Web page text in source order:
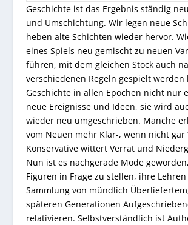
Geschichte ist das Ergebnis ständig
und Umschichtung. Wir legen neue
heben alte Schichten wieder hervor.
eines Spiels neu gemischt zu neuen
führen, mit dem gleichen Stock auch
verschiedenen Regeln gespielt
Geschichte in allen Epochen nicht nur
neue Ereignisse und Ideen, sie wird
wieder neu umgeschrieben. Manche
vom Neuen mehr Klar-, wenn nicht
Konservative wittert Verrat und
Nun ist es nachgerade Mode
Figuren in Frage zu stellen, ihre Lehren
Sammlung von mündlich
späteren Generationen
relativieren. Selbstverständlich ist